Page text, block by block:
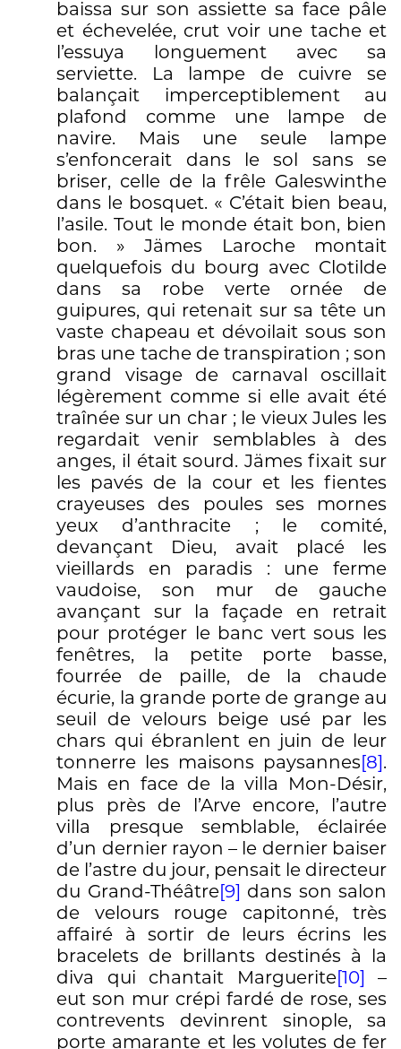
baissa sur son assiette sa face pâle
et échevelée, crut voir une tache et
l’essuya longuement avec sa
serviette. La lampe de cuivre se
balançait imperceptiblement au
plafond comme une lampe de
navire. Mais une seule lampe
s’enfoncerait dans le sol sans se
briser, celle de la frêle Galeswinthe
dans le bosquet. « C’était bien beau,
l’asile. Tout le monde était bon, bien
bon. » Jämes Laroche montait
quelquefois du bourg avec Clotilde
dans sa robe verte ornée de
guipures, qui retenait sur sa tête un
vaste chapeau et dévoilait sous son
bras une tache de transpiration ; son
grand visage de carnaval oscillait
légèrement comme si elle avait été
traînée sur un char ; le vieux Jules les
regardait venir semblables à des
anges, il était sourd. Jämes fixait sur
les pavés de la cour et les fientes
crayeuses des poules ses mornes
yeux d’anthracite ; le comité,
devançant Dieu, avait placé les
vieillards en paradis : une ferme
vaudoise, son mur de gauche
avançant sur la façade en retrait
pour protéger le banc vert sous les
fenêtres, la petite porte basse,
fourrée de paille, de la chaude
écurie, la grande porte de grange au
seuil de velours beige usé par les
chars qui ébranlent en juin de leur
tonnerre les maisons paysannes [8] .
Mais en face de la villa Mon-Désir,
plus près de l’Arve encore, l’autre
villa presque semblable, éclairée
d’un dernier rayon – le dernier baiser
de l’astre du jour, pensait le directeur
du Grand-Théâtre[9]
dans son salon
de velours rouge capitonné, très
affairé à sortir de leurs écrins les
bracelets de brillants destinés à la
diva qui chantait Marguerite[10]
–
eut son mur crépi fardé de rose, ses
contrevents devinrent sinople, sa
porte amarante et les volutes de fer